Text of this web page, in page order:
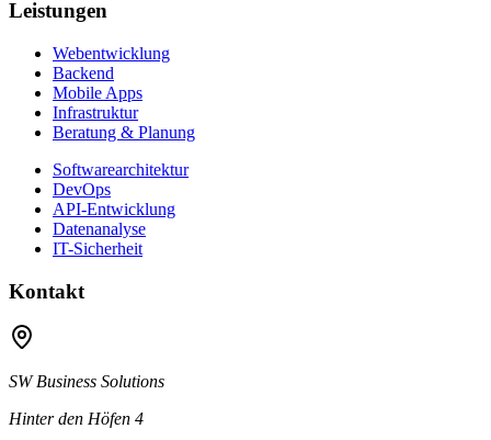
Leistungen
Webentwicklung
Backend
Mobile Apps
Infrastruktur
Beratung & Planung
Softwarearchitektur
DevOps
API-Entwicklung
Datenanalyse
IT-Sicherheit
Kontakt
SW Business Solutions
Hinter den Höfen 4